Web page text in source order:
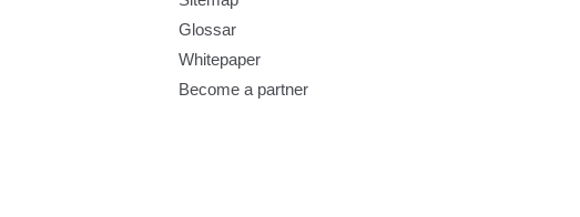
Glossar
Whitepaper
Become a partner